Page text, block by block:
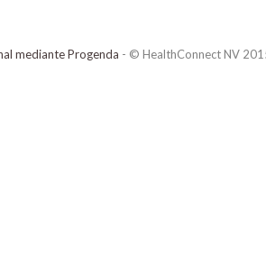
mediante Progenda - © HealthConnect NV